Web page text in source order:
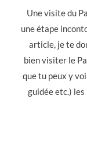
Une visite du
une étape
article, je te
bien visiter le
que tu peux y
guidée etc.)